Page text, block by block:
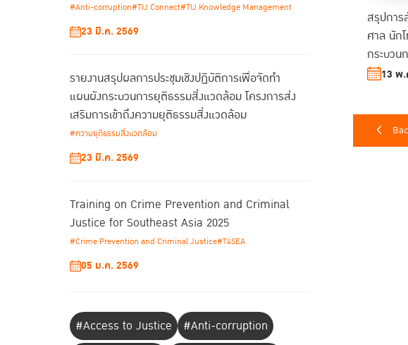
สรุปการ
ศาล นัก
กระบวน
13 พ
#Anti-corruption#TIJ Connect#TIJ Knowledge Management
23 มี.ค. 2569
รายงานสรุปผลการประชุมเชิงปฏิบัติการเพื่อจัดทํา
แผนผังกระบวนการยุติธรรมสิ่งแวดล้อม โครงการส่ง
เสริมการเข้าถึงความยุติธรรมสิ่งแวดล้อม
#ความยุติธรรมสิ่งแวดล้อม
23 มี.ค. 2569
Training on Crime Prevention and Criminal
Justice for Southeast Asia 2025
#Crime Prevention and Criminal Justice#T4SEA
05 ม.ค. 2569
#Access to Justice
#Anti-corruption